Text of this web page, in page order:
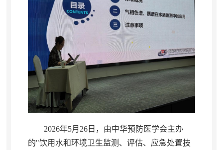
2026年5月26日 ， 由中华预防医学会主办
的"饮用水和环境卫生监测、评估、应急处置技